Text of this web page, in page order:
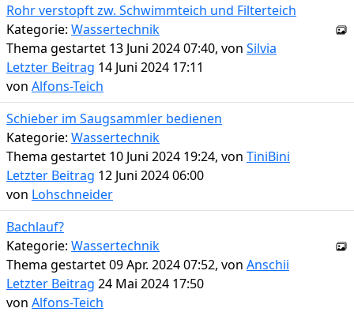
Rohr verstopft zw. Schwimmteich und Filterteich
Kategorie: Wassertechnik
Thema gestartet 13 Juni 2024 07:40, von Silvia
Letzter Beitrag 14 Juni 2024 17:11
von Alfons-Teich
Schieber im Saugsammler bedienen
Kategorie: Wassertechnik
Thema gestartet 10 Juni 2024 19:24, von TiniBini
Letzter Beitrag 12 Juni 2024 06:00
von Lohschneider
Bachlauf?
Kategorie: Wassertechnik
Thema gestartet 09 Apr. 2024 07:52, von Anschii
Letzter Beitrag 24 Mai 2024 17:50
von Alfons-Teich